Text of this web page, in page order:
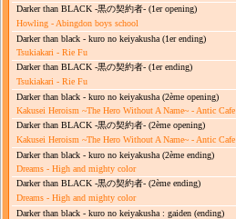
Darker than BLACK ‐黒の契約者‐ (1er opening)
Howling - Abingdon boys school
Darker than black - kuro no keiyakusha (1er ending)
Tsukiakari - Rie Fu
Darker than BLACK ‐黒の契約者‐ (1er ending)
Tsukiakari - Rie Fu
Darker than black - kuro no keiyakusha (2ème opening)
Kakusei Heroism ~The Hero Without A Name~ - Antic Cafe
Darker than BLACK ‐黒の契約者‐ (2ème opening)
Kakusei Heroism ~The Hero Without A Name~ - Antic Cafe
Darker than black - kuro no keiyakusha (2ème ending)
Dreams - High and mighty color
Darker than BLACK ‐黒の契約者‐ (2ème ending)
Dreams - High and mighty color
Darker than black - kuro no keiyakusha : gaiden (ending)